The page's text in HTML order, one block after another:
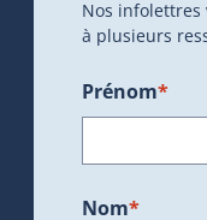
Nos infolettres
à plusieurs
Prénom*
Nom*